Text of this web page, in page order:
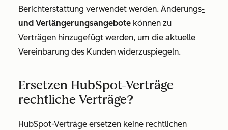
Berichterstattung verwendet werden. Änderungs-
und Verlängerungsangebote können zu
Verträgen hinzugefügt werden, um die aktuelle
Vereinbarung des Kunden widerzuspiegeln.
Ersetzen HubSpot-Verträge
rechtliche Verträge?
HubSpot-Verträge ersetzen keine rechtlichen